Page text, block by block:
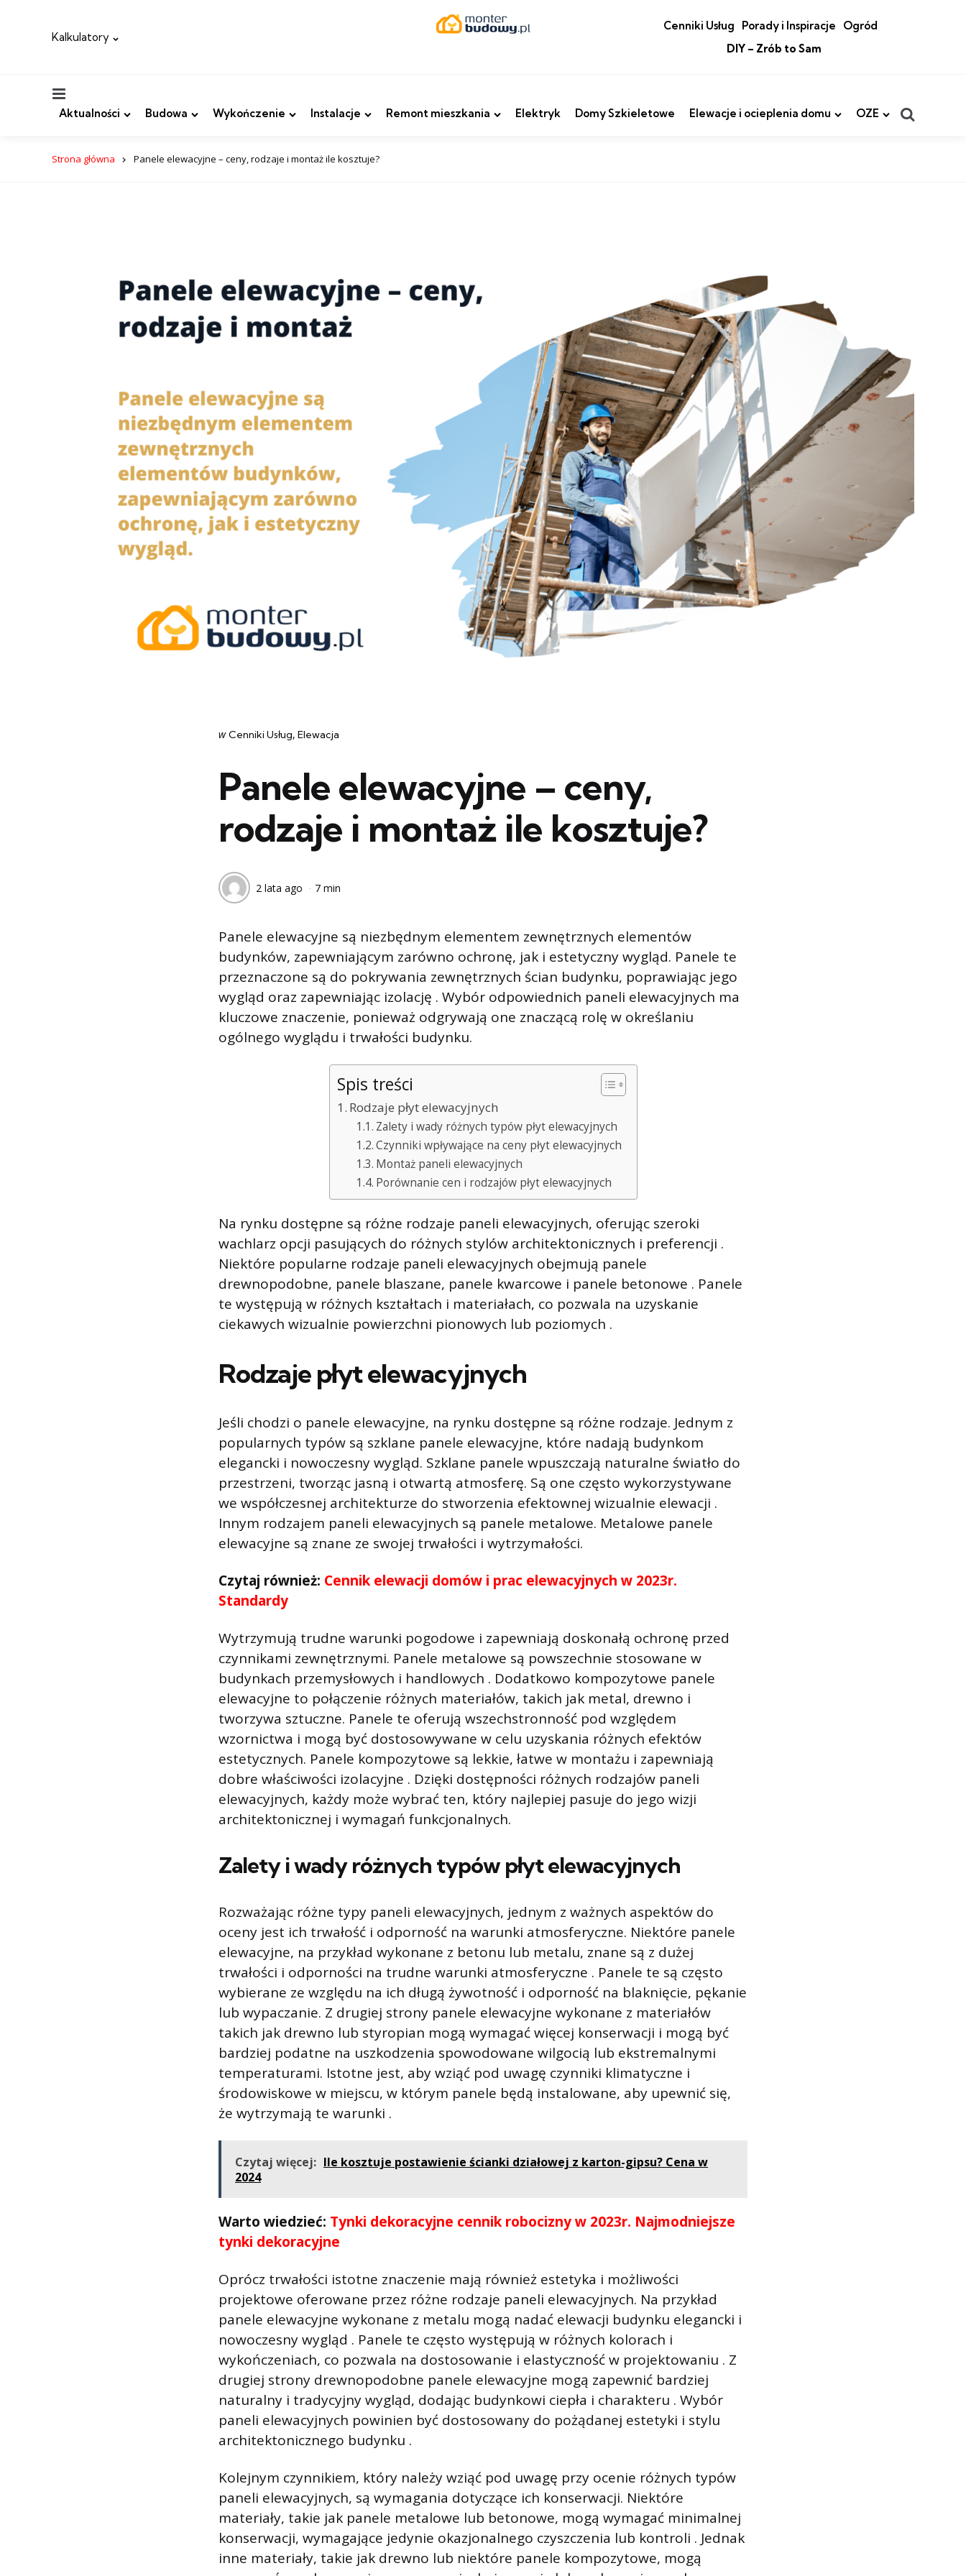
Kalkulatory
Cenniki Usług Porady i Inspiracje
Ogród
DIY – Zrób to Sam
Aktualności Budowa Wykończenie Instalacje Remont mieszkania Elektryk Domy Szkieletowe Elewacje i ocieplenia domu OZE
Strona główna Panele elewacyjne – ceny, rodzaje i montaż ile kosztuje?
Categories
post
w Cenniki Usług Elewacja
Panele elewacyjne – ceny,
rodzaje i montaż ile kosztuje?
2 lata ago 7 min
Panele elewacyjne są niezbędnym elementem zewnętrznych elementów
budynków, zapewniającym zarówno ochronę, jak i estetyczny wygląd. Panele te
przeznaczone są do pokrywania zewnętrznych ścian budynku, poprawiając jego
wygląd oraz zapewniając izolację . Wybór odpowiednich paneli elewacyjnych ma
kluczowe znaczenie, ponieważ odgrywają one znaczącą rolę w określaniu
ogólnego wyglądu i trwałości budynku.
Spis treści
Rodzaje płyt elewacyjnych
Zalety i wady różnych typów płyt elewacyjnych
Czynniki wpływające na ceny płyt elewacyjnych
Montaż paneli elewacyjnych
Porównanie cen i rodzajów płyt elewacyjnych
Na rynku dostępne są różne rodzaje paneli elewacyjnych, oferując szeroki
wachlarz opcji pasujących do różnych stylów architektonicznych i preferencji .
Niektóre popularne rodzaje paneli elewacyjnych obejmują panele
drewnopodobne, panele blaszane, panele kwarcowe i panele betonowe . Panele
te występują w różnych kształtach i materiałach, co pozwala na uzyskanie
ciekawych wizualnie powierzchni pionowych lub poziomych .
Rodzaje płyt elewacyjnych
Jeśli chodzi o panele elewacyjne, na rynku dostępne są różne rodzaje. Jednym z
popularnych typów są szklane panele elewacyjne, które nadają budynkom
elegancki i nowoczesny wygląd. Szklane panele wpuszczają naturalne światło do
przestrzeni, tworząc jasną i otwartą atmosferę. Są one często wykorzystywane
we współczesnej architekturze do stworzenia efektownej wizualnie elewacji .
Innym rodzajem paneli elewacyjnych są panele metalowe. Metalowe panele
elewacyjne są znane ze swojej trwałości i wytrzymałości.
Czytaj również: Cennik elewacji domów i prac elewacyjnych w 2023r.
Standardy
Wytrzymują trudne warunki pogodowe i zapewniają doskonałą ochronę przed
czynnikami zewnętrznymi. Panele metalowe są powszechnie stosowane w
budynkach przemysłowych i handlowych . Dodatkowo kompozytowe panele
elewacyjne to połączenie różnych materiałów, takich jak metal, drewno i
tworzywa sztuczne. Panele te oferują wszechstronność pod względem
wzornictwa i mogą być dostosowywane w celu uzyskania różnych efektów
estetycznych. Panele kompozytowe są lekkie, łatwe w montażu i zapewniają
dobre właściwości izolacyjne . Dzięki dostępności różnych rodzajów paneli
elewacyjnych, każdy może wybrać ten, który najlepiej pasuje do jego wizji
architektonicznej i wymagań funkcjonalnych.
Zalety i wady różnych typów płyt elewacyjnych
Rozważając różne typy paneli elewacyjnych, jednym z ważnych aspektów do
oceny jest ich trwałość i odporność na warunki atmosferyczne. Niektóre panele
elewacyjne, na przykład wykonane z betonu lub metalu, znane są z dużej
trwałości i odporności na trudne warunki atmosferyczne . Panele te są często
wybierane ze względu na ich długą żywotność i odporność na blaknięcie, pękanie
lub wypaczanie. Z drugiej strony panele elewacyjne wykonane z materiałów
takich jak drewno lub styropian mogą wymagać więcej konserwacji i mogą być
bardziej podatne na uszkodzenia spowodowane wilgocią lub ekstremalnymi
temperaturami. Istotne jest, aby wziąć pod uwagę czynniki klimatyczne i
środowiskowe w miejscu, w którym panele będą instalowane, aby upewnić się,
że wytrzymają te warunki .
Czytaj więcej: Ile kosztuje postawienie ścianki działowej z karton-gipsu? Cena w
2024
Warto wiedzieć: Tynki dekoracyjne cennik robocizny w 2023r. Najmodniejsze
tynki dekoracyjne
Oprócz trwałości istotne znaczenie mają również estetyka i możliwości
projektowe oferowane przez różne rodzaje paneli elewacyjnych. Na przykład
panele elewacyjne wykonane z metalu mogą nadać elewacji budynku elegancki i
nowoczesny wygląd . Panele te często występują w różnych kolorach i
wykończeniach, co pozwala na dostosowanie i elastyczność w projektowaniu . Z
drugiej strony drewnopodobne panele elewacyjne mogą zapewnić bardziej
naturalny i tradycyjny wygląd, dodając budynkowi ciepła i charakteru . Wybór
paneli elewacyjnych powinien być dostosowany do pożądanej estetyki i stylu
architektonicznego budynku .
Kolejnym czynnikiem, który należy wziąć pod uwagę przy ocenie różnych typów
paneli elewacyjnych, są wymagania dotyczące ich konserwacji. Niektóre
materiały, takie jak panele metalowe lub betonowe, mogą wymagać minimalnej
konserwacji, wymagające jedynie okazjonalnego czyszczenia lub kontroli . Jednak
inne materiały, takie jak drewno lub niektóre panele kompozytowe, mogą